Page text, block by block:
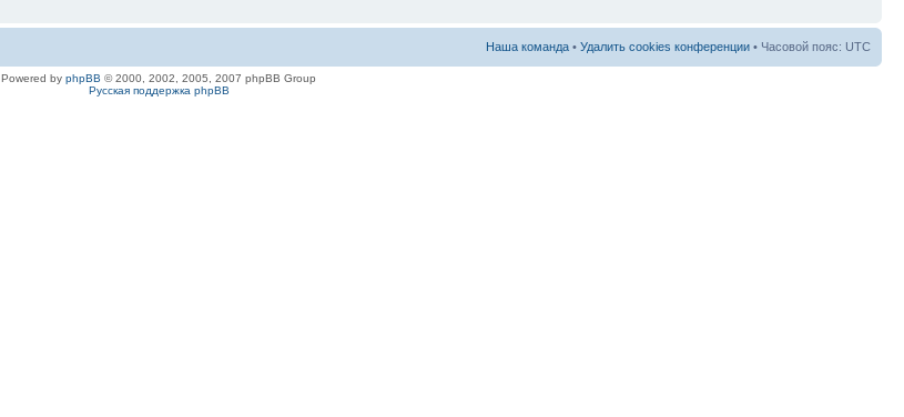
Наша команда • Удалить cookies конференции • Часовой пояс: UTC
Powered by phpBB © 2000, 2002, 2005, 2007 phpBB Group
Русская поддержка phpBB